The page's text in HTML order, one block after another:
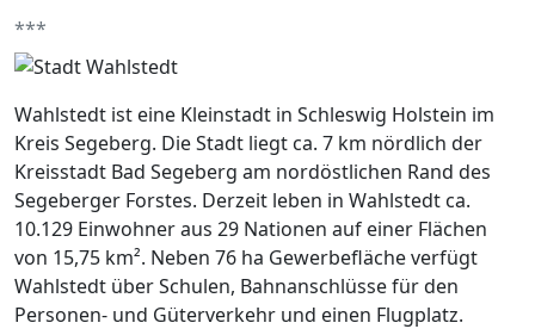
***
Wahlstedt ist eine Kleinstadt in Schleswig Holstein im
Kreis Segeberg. Die Stadt liegt ca. 7 km nördlich der
Kreisstadt Bad Segeberg am nordöstlichen Rand des
Segeberger Forstes. Derzeit leben in Wahlstedt ca.
10.129 Einwohner aus 29 Nationen auf einer Flächen
von 15,75 km². Neben 76 ha Gewerbefläche verfügt
Wahlstedt über Schulen, Bahnanschlüsse für den
Personen- und Güterverkehr und einen Flugplatz.